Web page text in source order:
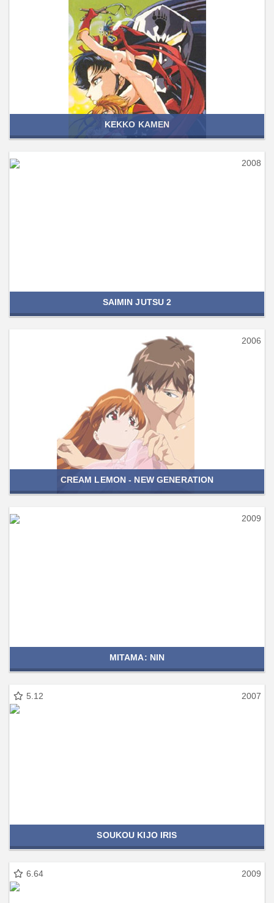
KEKKO KAMEN
2008
SAIMIN JUTSU 2
2006
CREAM LEMON - NEW GENERATION
2009
MITAMA: NIN
5.12 2007
SOUKOU KIJO IRIS
6.64 2009